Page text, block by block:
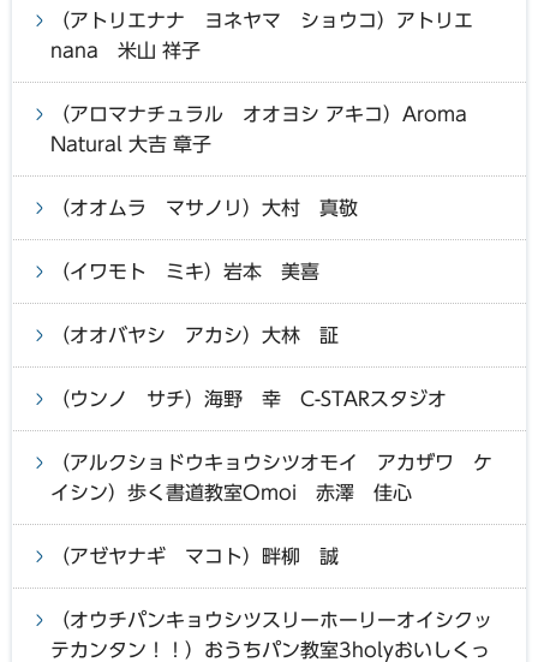
（アトリエナナ ヨネヤマ ショウコ）アトリエ
nana 米山 祥子
（アロマナチュラル オオヨシ アキコ）Aroma
Natural 大吉 章子
（オオムラ マサノリ）大村 真敬
（イワモト ミキ）岩本 美喜
（オオバヤシ アカシ）大林 証
（ウンノ サチ）海野 幸 C-STARスタジオ
（アルクショドウキョウシツオモイ アカザワ ケ
イシン）歩く書道教室Omoi 赤澤 佳心
（アゼヤナギ マコト）畔柳 誠
（オウチパンキョウシツスリーホーリーオイシクッ
テカンタン！！）おうちパン教室3holyおいしくっ